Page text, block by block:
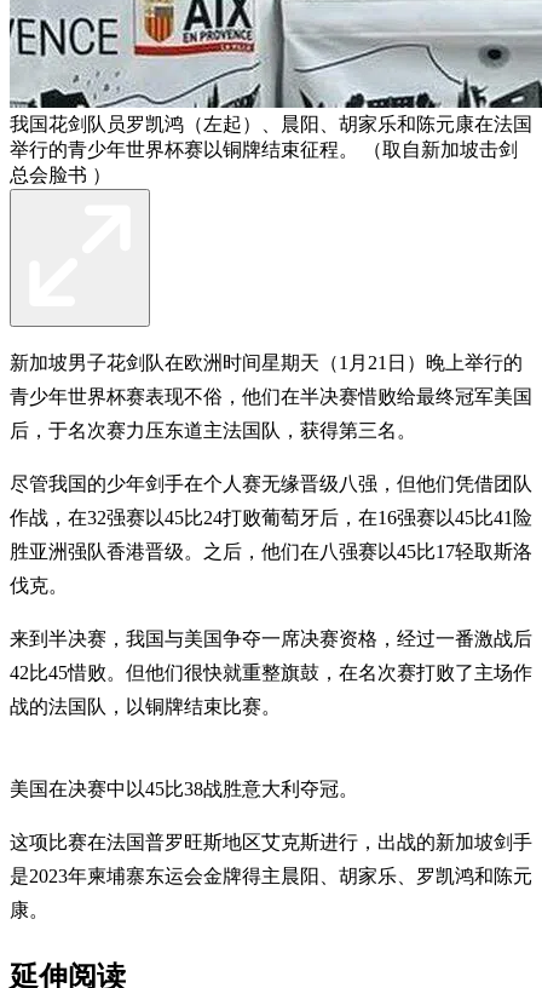
我国花剑队员罗凯鸿（左起）、晨阳、胡家乐和陈元康在法国
举行的青少年世界杯赛以铜牌结束征程。 （取自新加坡击剑
总会脸书 ）
新加坡男子花剑队在欧洲时间星期天（1月21日）晚上举行的
青少年世界杯赛表现不俗，他们在半决赛惜败给最终冠军美国
后，于名次赛力压东道主法国队，获得第三名。
尽管我国的少年剑手在个人赛无缘晋级八强，但他们凭借团队
作战，在32强赛以45比24打败葡萄牙后，在16强赛以45比41险
胜亚洲强队香港晋级。之后，他们在八强赛以45比17轻取斯洛
伐克。
来到半决赛，我国与美国争夺一席决赛资格，经过一番激战后
42比45惜败。但他们很快就重整旗鼓，在名次赛打败了主场作
战的法国队，以铜牌结束比赛。
美国在决赛中以45比38战胜意大利夺冠。
这项比赛在法国普罗旺斯地区艾克斯进行，出战的新加坡剑手
是2023年柬埔寨东运会金牌得主晨阳、胡家乐、罗凯鸿和陈元
康。
延伸阅读